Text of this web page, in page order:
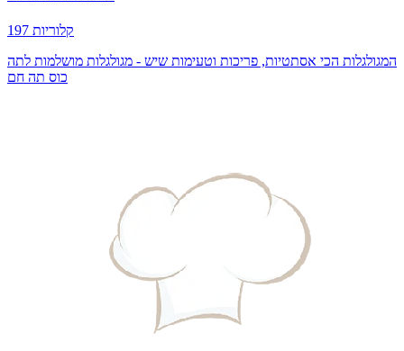
197 קלוריות
המגולגלות הכי אסתטיות, פריכות וטעימות שיש - מגולגלות מושלמות לתה
כוס תה חם